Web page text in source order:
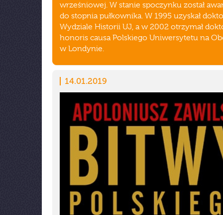
wrześniowej. W stanie spoczynku został
do stopnia pułkownika. W 1995 uzyskał
Wydziale Historii UJ, a w 2002 otrzymał
honoris causa Polskiego Uniwersytetu na
w Londynie.
14.01.2019